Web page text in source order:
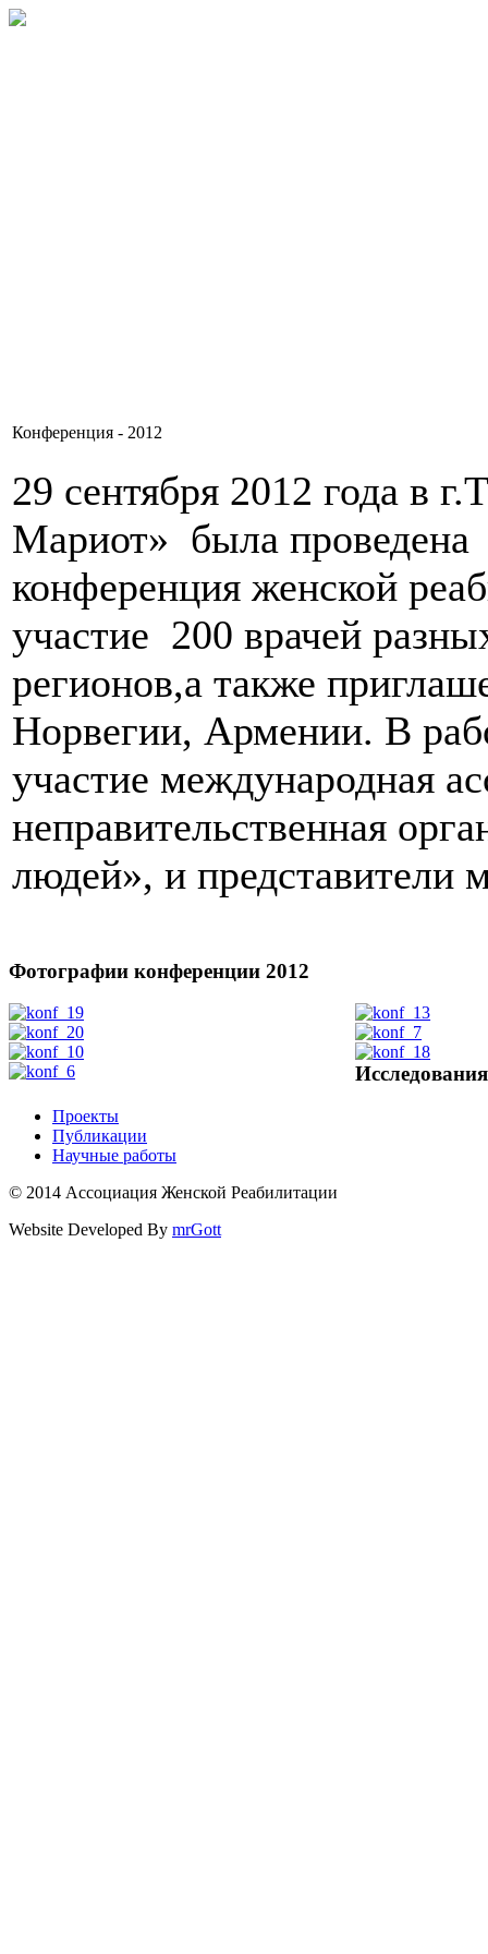
Конференция - 2012
29 сентября 2012 года в
Мариот» была проведена
конференция женской
участие 200 врачей
регионов,а также
Норвегии, Армении. В
участие международная
неправительственная
людей», и представители
Фотографии конференции 2012
Исследования
Проекты
Публикации
Научные работы
© 2014 Ассоциация Женской Реабилитации
Website Developed By mrGott